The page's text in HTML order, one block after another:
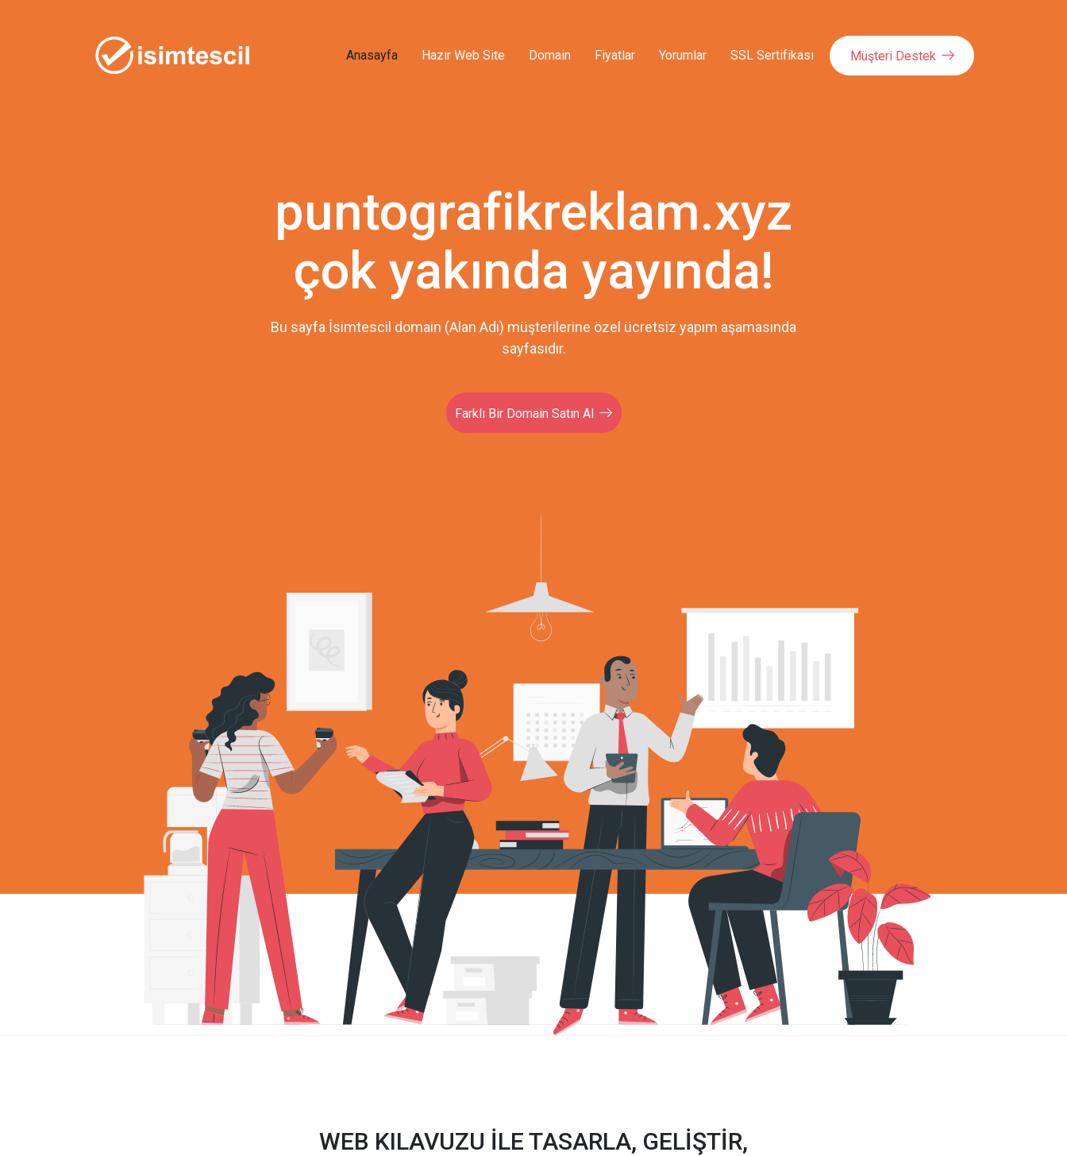
Anasayfa Hazır Web Site Domain Fiyatlar Yorumlar SSL Sertifikası Müşteri Destek
puntografikreklam.xyz
çok yakında yayında!
Bu sayfa İsimtescil domain (Alan Adı) müşterilerine özel ücretsiz yapım aşamasında
sayfasıdır.
Farklı Bir Domain Satın Al
WEB KILAVUZU İLE TASARLA, GELİŞTİR,